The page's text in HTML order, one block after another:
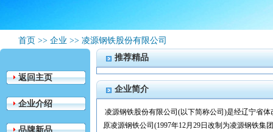
首页 >> 企业 >> 凌源钢铁股份有限公司
返回主页
企业介绍
品牌新品
推荐精品
企业简介
凌源钢铁股份有限公司(以下简称公司)是经辽宁省
原凌源钢铁公司(1997年12月29日改制为凌源钢铁集